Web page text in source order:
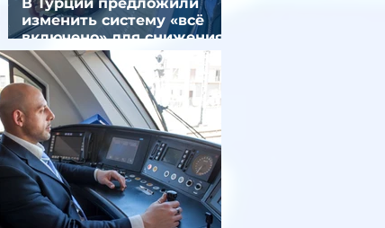
В Турции предложили
изменить систему «всё
включено» для снижения
стоимости отдыха